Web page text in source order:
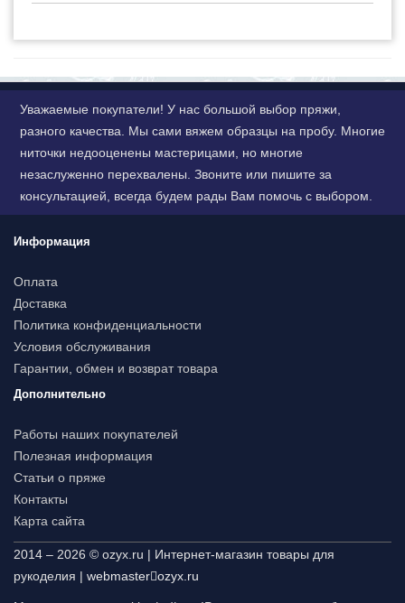
Уважаемые покупатели! У нас большой выбор пряжи,
разного качества. Мы сами вяжем образцы на пробу. Многие
ниточки недооценены мастерицами, но многие
незаслуженно перехвалены. Звоните или пишите за
консультацией, всегда будем рады Вам помочь с выбором.
Информация
Оплата
Доставка
Политика конфиденциальности
Условия обслуживания
Гарантии, обмен и возврат товара
Дополнительно
Работы наших покупателей
Полезная информация
Статьи о пряже
Контакты
Карта сайта
2014 – 2026 © ozyx.ru | Интернет-магазин товары для
рукоделия | webmaster ozyx.ru